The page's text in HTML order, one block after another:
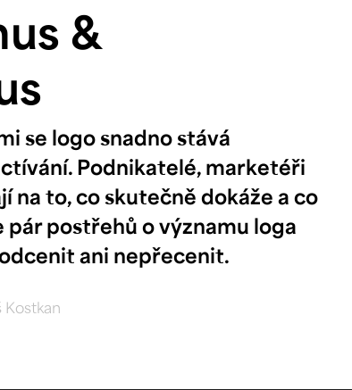
&
se logo snadno stává
Podnikatelé, marketéři
na to, co skutečně dokáže a co
pár postřehů o významu loga
ani nepřecenit.
Kostkan